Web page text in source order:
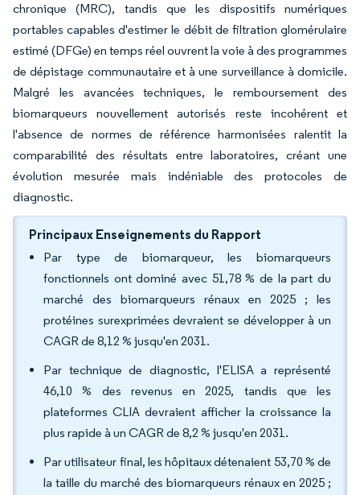
chronique (MRC), tandis que les dispositifs numériques
portables capables d'estimer le débit de filtration glomérulaire
estimé (DFGe) en temps réel ouvrent la voie à des programmes
de dépistage communautaire et à une surveillance à domicile.
Malgré les avancées techniques, le remboursement des
biomarqueurs nouvellement autorisés reste incohérent et
l'absence de normes de référence harmonisées ralentit la
comparabilité des résultats entre laboratoires, créant une
évolution mesurée mais indéniable des protocoles de
diagnostic.
Principaux Enseignements du Rapport
Par type de biomarqueur, les biomarqueurs
fonctionnels ont dominé avec 51,78 % de la part du
marché des biomarqueurs rénaux en 2025 ; les
protéines surexprimées devraient se développer à un
CAGR de 8,12 % jusqu'en 2031.
Par technique de diagnostic, l'ELISA a représenté
46,10 % des revenus en 2025, tandis que les
plateformes CLIA devraient afficher la croissance la
plus rapide à un CAGR de 8,2 % jusqu'en 2031.
Par utilisateur final, les hôpitaux détenaient 53,70 % de
la taille du marché des biomarqueurs rénaux en 2025 ;